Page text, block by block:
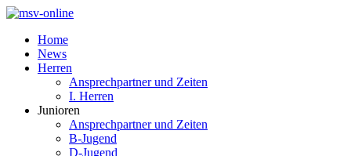
Home
News
Herren
Ansprechpartner und Zeiten
I. Herren
Junioren
Ansprechpartner und Zeiten
B-Jugend
D-Jugend